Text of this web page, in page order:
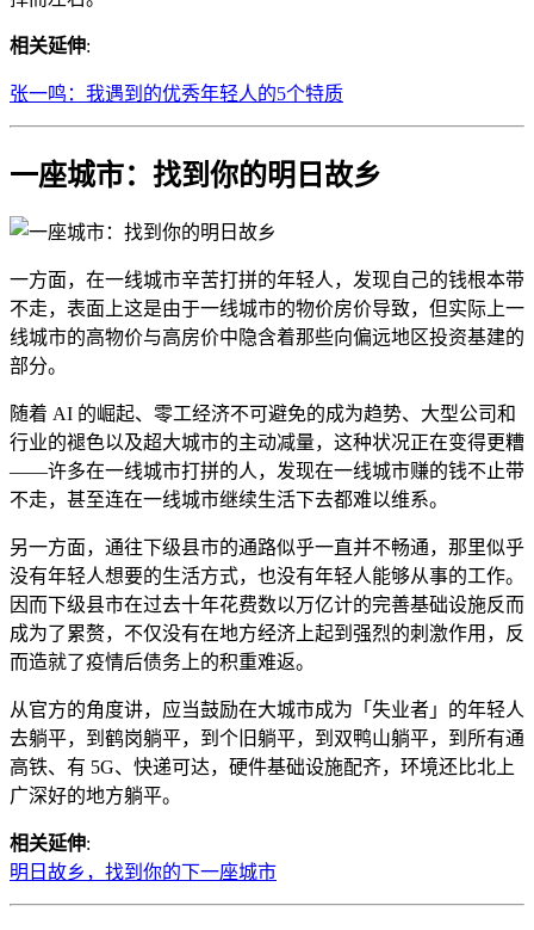
相关延伸:
张一鸣：我遇到的优秀年轻人的5个特质
一座城市：找到你的明日故乡
一方面，在一线城市辛苦打拼的年轻人，发现自己的钱根本带
不走，表面上这是由于一线城市的物价房价导致，但实际上一
线城市的高物价与高房价中隐含着那些向偏远地区投资基建的
部分。
随着 AI 的崛起、零工经济不可避免的成为趋势、大型公司和
行业的褪色以及超大城市的主动减量，这种状况正在变得更糟
——许多在一线城市打拼的人，发现在一线城市赚的钱不止带
不走，甚至连在一线城市继续生活下去都难以维系。
另一方面，通往下级县市的通路似乎一直并不畅通，那里似乎
没有年轻人想要的生活方式，也没有年轻人能够从事的工作。
因而下级县市在过去十年花费数以万亿计的完善基础设施反而
成为了累赘，不仅没有在地方经济上起到强烈的刺激作用，反
而造就了疫情后债务上的积重难返。
从官方的角度讲，应当鼓励在大城市成为「失业者」的年轻人
去躺平，到鹤岗躺平，到个旧躺平，到双鸭山躺平，到所有通
高铁、有 5G、快递可达，硬件基础设施配齐，环境还比北上
广深好的地方躺平。
相关延伸:
明日故乡，找到你的下一座城市